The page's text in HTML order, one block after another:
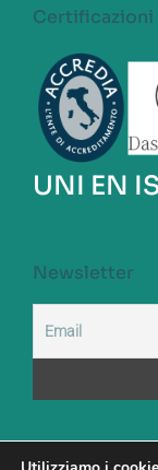
Certificazioni
UNI EN
Newsletter